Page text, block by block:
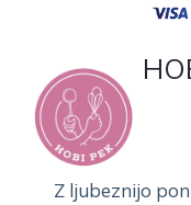
Z ljubeznijo